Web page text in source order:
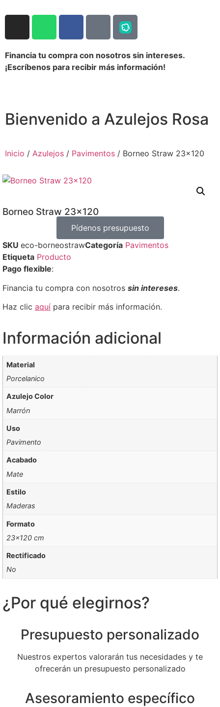
Financia tu compra con nosotros sin intereses.
¡Escríbenos para recibir más información!
Bienvenido a Azulejos Rosa
Inicio / Azulejos / Pavimentos / Borneo Straw 23×120
Borneo Straw 23×120
Pídenos presupuesto
SKU eco-borneostrawCategoría Pavimentos
Etiqueta Producto
Pago flexible:
Financia tu compra con nosotros sin intereses.
Haz clic aquí para recibir más información.
Información adicional
Material
Porcelanico
Azulejo Color
Marrón
Uso
Pavimento
Acabado
Mate
Estilo
Maderas
Formato
23×120 cm
Rectificado
No
¿Por qué elegirnos?
Presupuesto personalizado
Nuestros expertos valorarán tus necesidades y te
ofrecerán un presupuesto personalizado
Asesoramiento específico